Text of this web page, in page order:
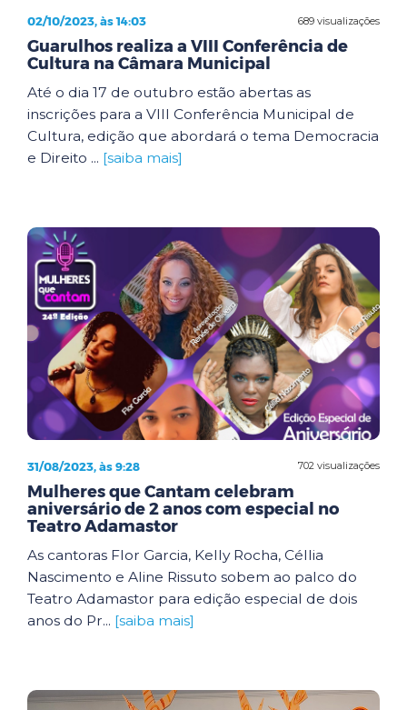
689 visualizações
02/10/2023, às 14:03
Guarulhos realiza a VIII Conferência de
Cultura na Câmara Municipal
Até o dia 17 de outubro estão abertas as
inscrições para a VIII Conferência Municipal de
Cultura, edição que abordará o tema Democracia
e Direito ... [saiba mais]
702 visualizações
31/08/2023, às 9:28
Mulheres que Cantam celebram
aniversário de 2 anos com especial no
Teatro Adamastor
As cantoras Flor Garcia, Kelly Rocha, Céllia
Nascimento e Aline Rissuto sobem ao palco do
Teatro Adamastor para edição especial de dois
anos do Pr... [saiba mais]